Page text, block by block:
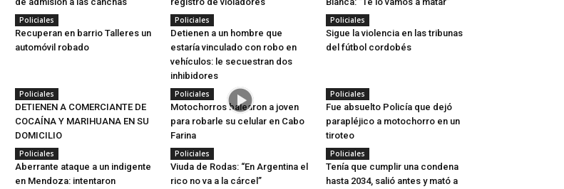
Policiales
Recuperan en barrio Talleres un
automóvil robado
Policiales
Detienen a un hombre que
estaría vinculado con robo en
vehículos: le secuestran dos
inhibidores
Policiales
Sigue la violencia en las tribunas
del fútbol cordobés
Policiales
DETIENEN A COMERCIANTE DE
COCAÍNA Y MARIHUANA EN SU
DOMICILIO
Policiales
Motochorros balearon a joven
para robarle su celular en Cabo
Farina
Policiales
Fue absuelto Policía que dejó
parapléjico a motochorro en un
tiroteo
Policiales
Aberrante ataque a un indigente
en Mendoza: intentaron
Policiales
Viuda de Rodas: “En Argentina el
rico no va a la cárcel”
Policiales
Tenía que cumplir una condena
hasta 2034, salió antes y mató a